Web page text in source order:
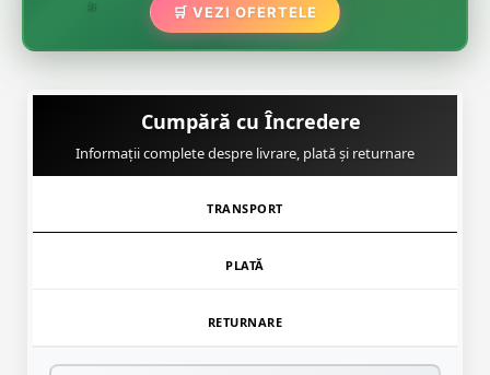
🛒 VEZI OFERTELE
Cumpără cu Încredere
Informații complete despre livrare, plată și returnare
TRANSPORT
PLATĂ
RETURNARE